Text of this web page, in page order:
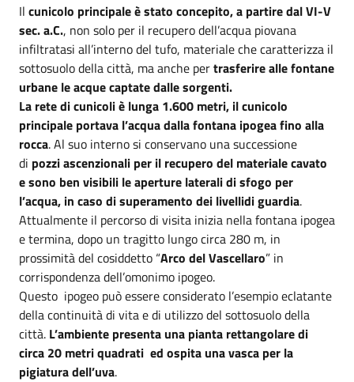
Il cunicolo principale è stato concepito, a partire dal VI-V
sec. a.C., non solo per il recupero dell’acqua piovana
infiltratasi all’interno del tufo, materiale che caratterizza il
sottosuolo della città, ma anche pertrasferire alle fontane
urbane le acque captate dalle sorgenti.
La rete di cunicoli è lunga 1.600 metri, il cunicolo
principale portava l’acqua dalla fontana ipogea fino alla
rocca. Al suo interno si conservano una successione
di pozzi ascenzionali per il recupero del materiale cavato
e sono ben visibili le aperture laterali di sfogo per
l’acqua, in caso di superamento dei livellidi guardia.
Attualmente il percorso di visita inizia nella fontana ipogea
e termina, dopo un tragitto lungo circa 280 m, in
prossimità del cosiddetto “Arco del Vascellaro” in
corrispondenza dell’omonimo ipogeo.
Questo ipogeo può essere considerato l’esempio eclatante
della continuità di vita e di utilizzo del sottosuolo della
città. L’ambiente presenta una pianta rettangolare di
circa 20 metri quadrati ed ospita una vasca per la
pigiatura dell’uva.